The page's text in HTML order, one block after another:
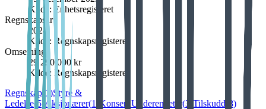
Kilde: Enhetsregisteret
Regnskapsår
2024
Kilde:
Regnskapsregisteret
Omsetning
29 290 000 kr
Kilde: Regnskapsregisteret
Regnskap 1 )Styre &
Ledelse( 5) Aksjonærer(1 Konsern Underenheter(3 Tilskudd 8)